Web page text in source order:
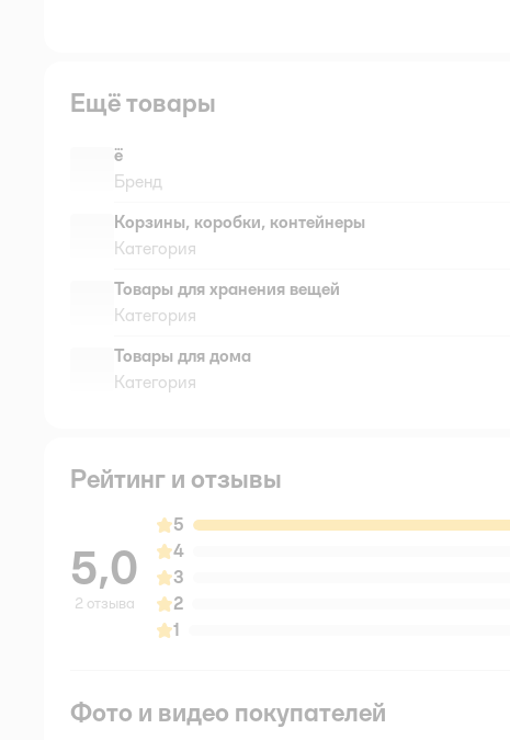
Ещё товары
ё
Бренд
Корзины, коробки, контейнеры
Категория
Товары для хранения вещей
Категория
Товары для дома
Категория
Рейтинг и отзывы
5,0
2 отзыва
5
4
3
2
1
Фото и видео покупателей